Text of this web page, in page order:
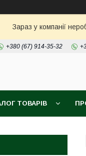
Зараз у компанії
+380 (67) 914-35-32
ТОВАРІВ